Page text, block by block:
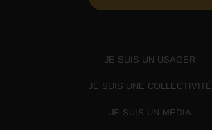
JE SUIS UN USAGER
JE SUIS UNE COLLECTIVITÉ
JE SUIS UN MÉDIA